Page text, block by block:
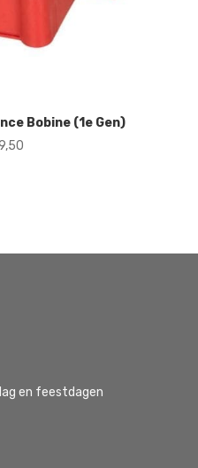
Bobine (1e Gen)
en feestdagen